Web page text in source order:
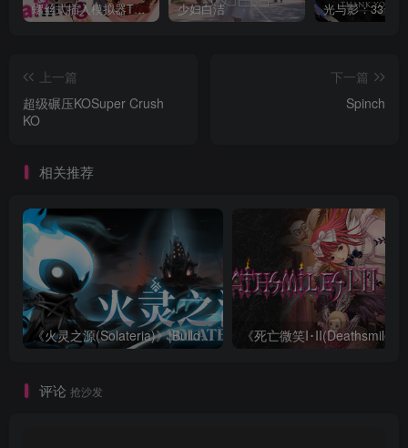
螺丝式插入模拟器TMA02 少妇白洁
上一篇
超级碾压KOSuper Crush
KO
下一篇
Spinch
相关推荐
《火灵之源(Solateria)》|Build 23852807|中文|免安装硬盘版
评论 抢沙发